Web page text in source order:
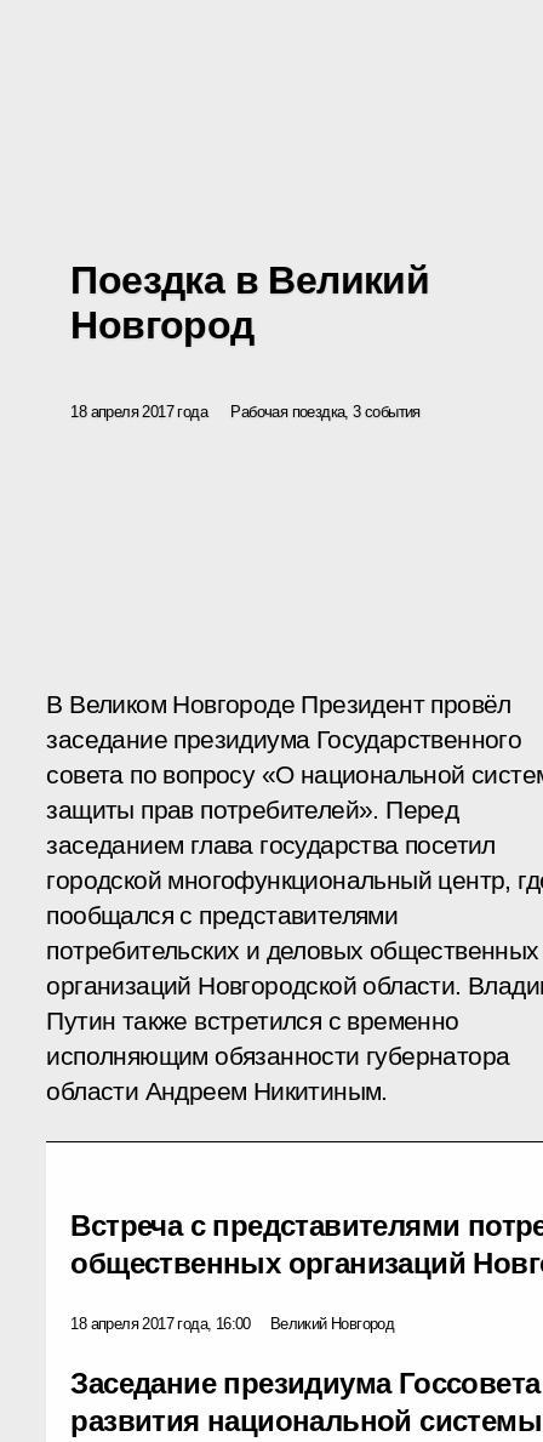
Поездка в Великий
Новгород
18 апреля 2017 года Рабочая поездка, 3 события
В Великом Новгороде Президент провёл
заседание президиума Государственного
совета по вопросу «О национальной
защиты прав потребителей». Перед
заседанием глава государства посетил
городской многофункциональный центр,
пообщался с представителями
потребительских и деловых общественных
организаций Новгородской области.
Путин также встретился с временно
исполняющим обязанности губернатора
области Андреем Никитиным.
Встреча с представителями
общественных организаций
18 апреля 2017 года, 16:00 Великий Новгород
Заседание президиума
развития национальной